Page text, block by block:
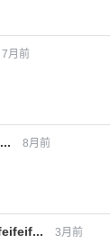
7月前
8月前
3月前